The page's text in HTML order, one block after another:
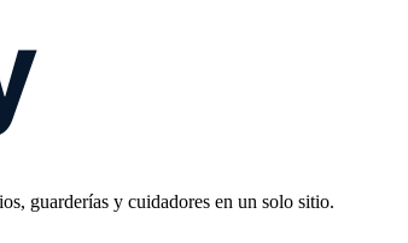
guarderías y cuidadores en un solo sitio.